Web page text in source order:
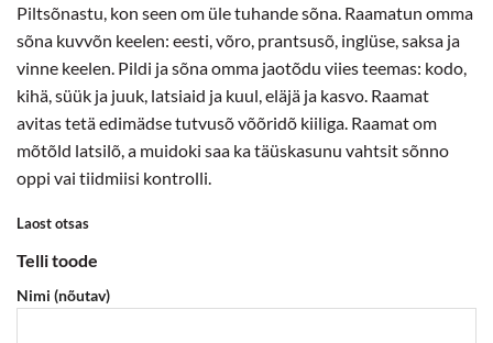
Piltsõnastu, kon seen om üle tuhande sõna. Raamatun omma
sõna kuvvõn keelen: eesti, võro, prantsusõ, inglüse, saksa ja
vinne keelen. Pildi ja sõna omma jaotõdu viies teemas: kodo,
kihä, süük ja juuk, latsiaid ja kuul, eläjä ja kasvo. Raamat
avitas tetä edimädse tutvusõ võõridõ kiiliga. Raamat om
mõtõld latsilõ, a muidoki saa ka täüskasunu vahtsit sõnno
oppi vai tiidmiisi kontrolli.
Laost otsas
Telli toode
Nimi (nõutav)